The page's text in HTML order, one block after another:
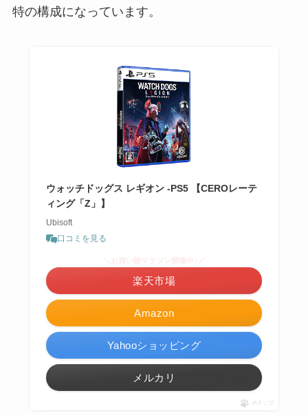
特の構成になっています。
ウォッチドッグス レギオン -PS5 【CEROレーテ
ィング「Z」】
Ubisoft
口コミを見る
Amazon
楽天市場
Yahooショッピング
メルカリ
ポチップ